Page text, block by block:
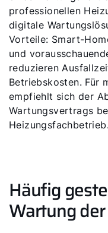
professionellen
digitale
Vorteile: Smart-
und
reduzieren
Betriebskosten. Für
empfiehlt sich der
Wartungsvertrags
Häufig
Wartung